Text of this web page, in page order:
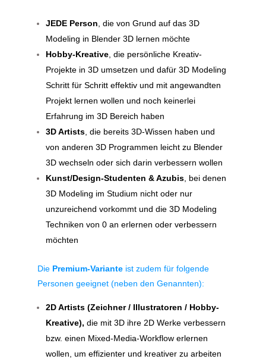
JEDE Person , die von Grund auf das 3D
Modeling in Blender 3D lernen möchte
Hobby-Kreative, die persönliche Kreativ-
Projekte in 3D umsetzen und dafür 3D Modeling
Schritt für Schritt effektiv und mit angewandten
Projekt lernen wollen und noch keinerlei
Erfahrung im 3D Bereich haben
3D Artists, die bereits 3D-Wissen haben und
von anderen 3D Programmen leicht zu Blender
3D wechseln oder sich darin verbessern wollen
Kunst/Design-Studenten & Azubis, bei denen
3D Modeling im Studium nicht oder nur
unzureichend vorkommt und die 3D Modeling
Techniken von 0 an erlernen oder verbessern
möchten
Die Premium-Varianteist zudem für folgende
Personen geeignet (neben den Genannten):
2D Artists (Zeichner / Illustratoren / Hobby-
Kreative), die mit 3D ihre 2D Werke verbessern
bzw. einen Mixed-Media-Workflow erlernen
wollen, um effizienter und kreativer zu arbeiten